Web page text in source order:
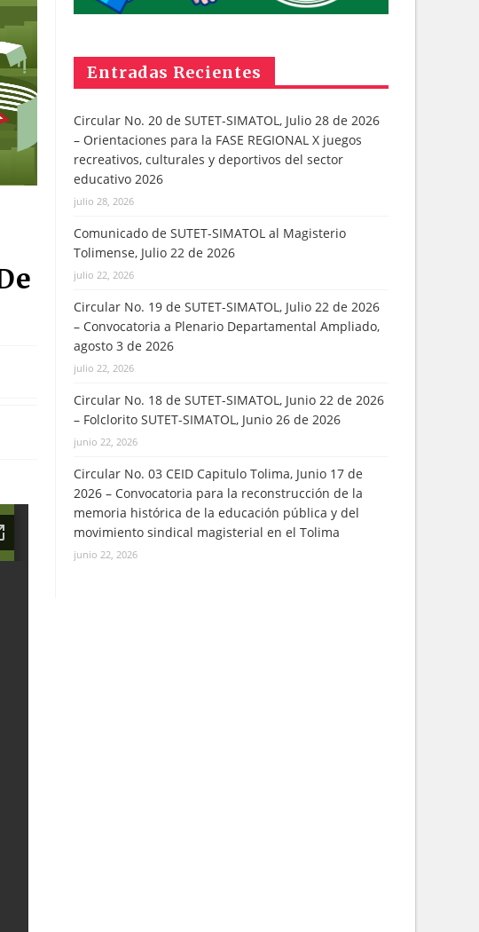
Entradas Recientes
Circular No. 20 de SUTET-SIMATOL, Julio 28 de 2026
– Orientaciones para la FASE REGIONAL X juegos
recreativos, culturales y deportivos del sector
educativo 2026
julio 28, 2026
Comunicado de SUTET-SIMATOL al Magisterio
Tolimense, Julio 22 de 2026
julio 22, 2026
Circular No. 19 de SUTET-SIMATOL, Julio 22 de 2026
– Convocatoria a Plenario Departamental Ampliado,
agosto 3 de 2026
julio 22, 2026
Circular No. 18 de SUTET-SIMATOL, Junio 22 de 2026
– Folclorito SUTET-SIMATOL, Junio 26 de 2026
junio 22, 2026
Circular No. 03 CEID Capitulo Tolima, Junio 17 de
2026 – Convocatoria para la reconstrucción de la
memoria histórica de la educación pública y del
movimiento sindical magisterial en el Tolima
junio 22, 2026